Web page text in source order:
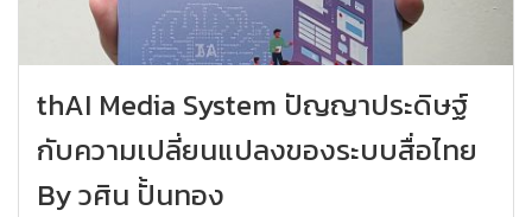
thAI Media System ปัญญาประดิษฐ์
กับความเปลี่ยนแปลงของระบบสื่อไทย
By วศิน ปั้นทอง